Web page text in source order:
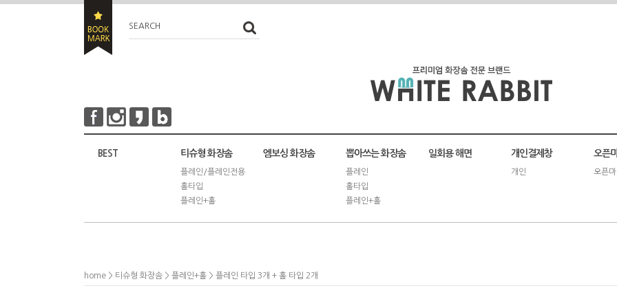
SEARCH
BEST 티슈형 화장솜
플레인/플레인전용
홀타입
플레인+홀
엠보싱 화장솜 뽑아쓰는 화장솜
플레인
홀타입
플레인+홀
일회용 해면 개인결제창
개인
오픈
오픈
home > 티슈형 화장솜 > 플레인+홀 > 플레인 타입 3개 + 홀 타입 2개